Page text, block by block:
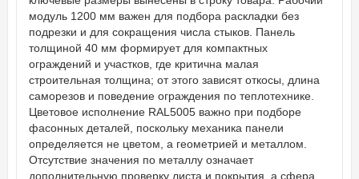
модуль 1200 мм важен для подбора раскладки без
подрезки и для сокращения числа стыков. Панель
толщиной 40 мм формирует для компактных
ограждений и участков, где критична малая
строительная толщина; от этого зависят откосы, длина
саморезов и поведение ограждения по теплотехнике.
Цветовое исполнение RAL5005 важно при подборе
фасонных деталей, поскольку механика панели
определяется не цветом, а геометрией и металлом.
Отсутствие значения по металлу означает
дополнительную проверку листа и покрытия, а сфера